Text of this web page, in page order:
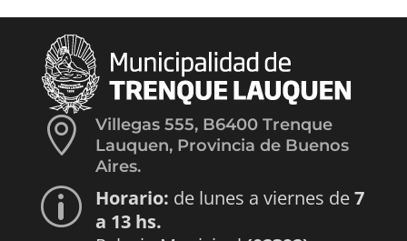

Villegas 555, B6400 Trenque
Lauquen, Provincia de Buenos
Aires.
p Horario: de lunes a viernes de7
a 13 hs.